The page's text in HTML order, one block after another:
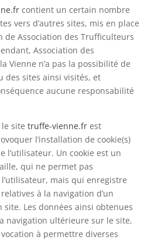
contient un certain nombre
vers d’autres sites, mis en place
de Association des Trufficulteurs
Association des
Vienne n’a pas la possibilité de
des sites ainsi visités, et
aucune responsabilité
site truffe-vienne.frest
l’installation de cookie(s)
l’utilisateur. Un cookie est un
qui ne permet pas
mais qui enregistre
à la navigation d’un
Les données ainsi obtenues
navigation ultérieure sur le site,
à permettre diverses